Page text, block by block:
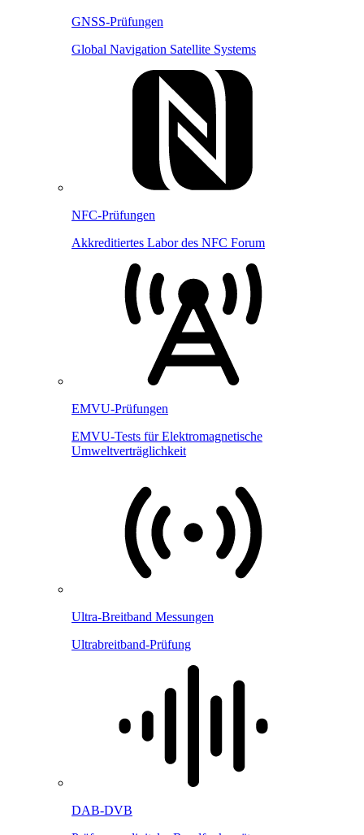
GNSS-Prüfungen
Global Navigation Satellite Systems
NFC-Prüfungen
Akkreditiertes Labor des NFC Forum
EMVU-Prüfungen
EMVU-Tests für Elektromagnetische
Umweltverträglichkeit
Ultra-Breitband Messungen
Ultrabreitband-Prüfung
DAB-DVB